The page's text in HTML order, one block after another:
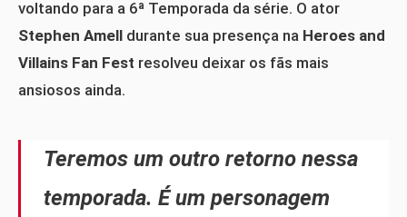
voltando para a 6ª Temporada da série. O ator
Stephen Amell durante sua presença na Heroes and
Villains Fan Fest resolveu deixar os fãs mais
ansiosos ainda.
Teremos um outro retorno nessa
temporada. É um personagem